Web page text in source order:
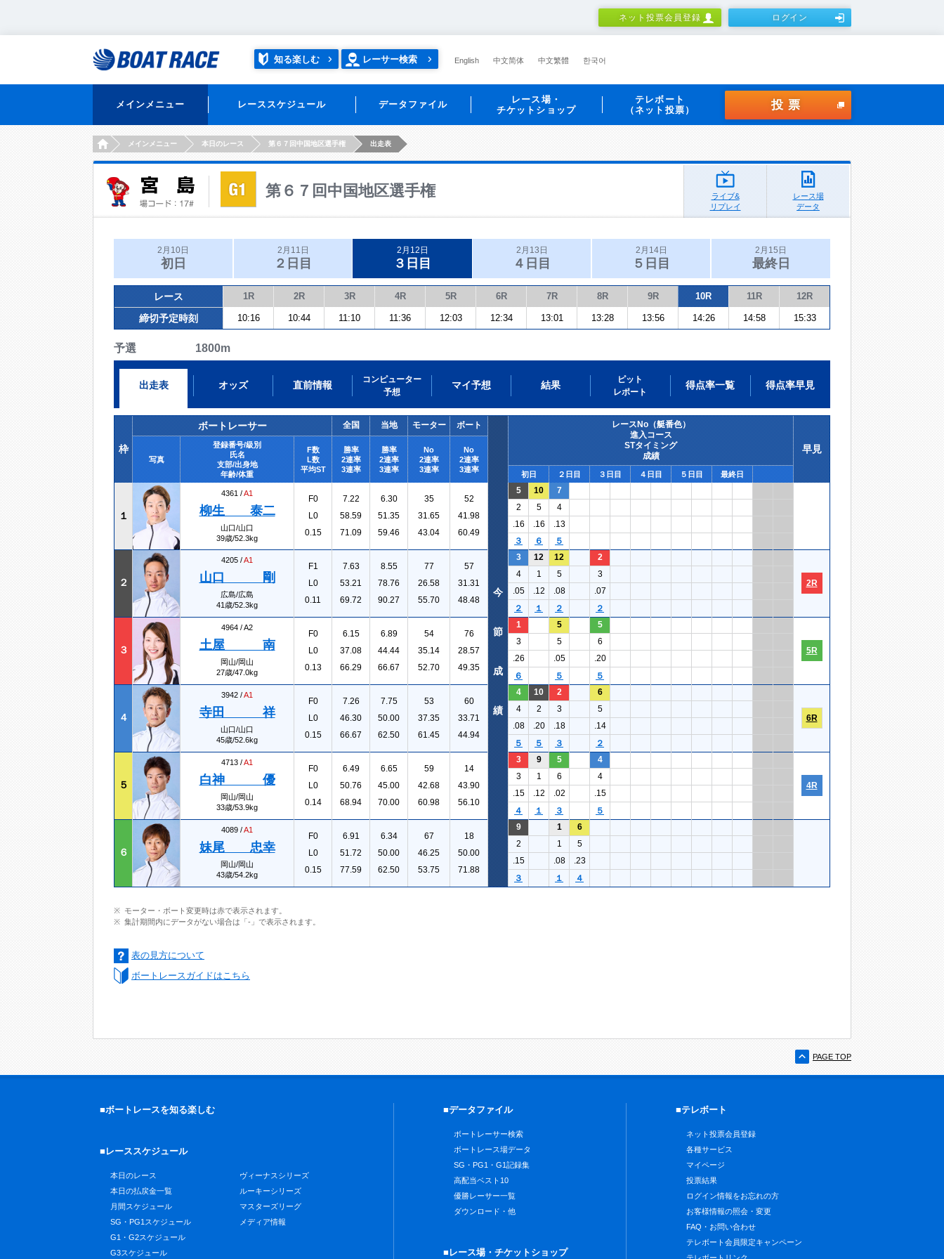
ネット投票会員登録 ログイン
知る楽しむ レーサー検索 English 中文简体 中文繁體 한국어
メインメニュー レーススケジュール データファイル
レース場・
チケットショップ
テレボート
（ネット投票）
投票
HOMEメインメニュー 本日のレース 第６７回中国地区選手権 出走表
第６７回中国地区選手権
ライブ&
リプレイ
レース場
データ
2月10日
初日
2月11日
２日目
2月12日
３日目
2月13日
４日目
2月14日
５日目
2月15日
最終日
レース 1R 2R 3R 4R 5R 6R 7R 8R 9R 10R 11R 12R
締切予定時刻 10:16 10:44 11:10 11:36 12:03 12:34 13:01 13:28 13:56 14:26 14:58 15:33
予選 1800m
出走表 オッズ 直前情報
コンピューター
予想
マイ予想 結果
ピット
レポート
得点率一覧 得点率早見
枠
ボートレーサー 全国 当地 モーター ボート
レースNo（艇番色）
進入コース
STタイミング
成績
早見
写真
登録番号/級別
氏名
支部/出身地
年齢/体重
F数
L数
平均ST
勝率
2連率
3連率
勝率
2連率
3連率
No
2連率
3連率
No
2連率
3連率
初日 ２日目 ３日目 ４日目 ５日目 最終日
１
4361 /A1
柳生 泰二
山口/山口
39歳/52.3kg
F0
L0
0.15
7.22
58.59
71.09
6.30
51.35
59.46
35
31.65
43.04
52
41.98
60.49
5 10
7
2
5
4
.16
.16
.13
３
６ ５
２
4205 /A1
山口 剛
広島/広島
41歳/52.3kg
F1
L0
0.11
7.63
53.21
69.72
8.55
78.76
90.27
77
26.58
55.70
57
31.31
48.48
3 12 12 2
2R
4 1 5
3
.05
.12 .08
.07
２
１ ２ ２
３
4964 /A2
土屋 南
岡山/岡山
27歳/47.0kg
F0
L0
0.13
6.15
37.08
66.29
6.89
44.44
66.67
54
35.14
52.70
76
28.57
49.35
1 5 5
5R
3 5
6
.26
.05
.20
６
５ ５
４
3942 /A1
寺田 祥
山口/山口
45歳/52.6kg
F0
L0
0.15
7.26
46.30
66.67
7.75
50.00
62.50
53
37.35
61.45
60
33.71
44.94
4 10 2 6
6R
4 2 3
5
.08
.20 .18
.14
５
５ ３ ２
５
4713 /A1
白神 優
岡山/岡山
33歳/53.9kg
F0
L0
0.14
6.49
50.76
68.94
6.65
45.00
70.00
59
42.68
60.98
14
43.90
56.10
3 9 5 4
4R
3 1 6
4
.15
.12 .02
.15
４
１ ３ ５
６
4089 /A1
妹尾 忠幸
岡山/岡山
43歳/54.2kg
F0
L0
0.15
6.91
51.72
77.59
6.34
50.00
62.50
67
46.25
53.75
18
50.00
71.88
9 1
6
2
1
5
.15
.08
.23
３
１ ４
今
節
成
績
モーター・ボート変更時は赤で表示されます。
集計期間内にデータがない場合は「-」で表示されます。
表の見方について
ボートレースガイドはこちら
PAGE TOP
■ボートレースを知る楽しむ
■レーススケジュール
本日のレース
本日の払戻金一覧
月間スケジュール
SG・PG1スケジュール
G1・G2スケジュール
G3スケジュール
ヴィーナスシリーズ
ルーキーシリーズ
マスターズリーグ
メディア情報
■データファイル
ボートレーサー検索
ボートレース場データ
SG・PG1・G1記録集
高配当ベスト10
優勝レーサー一覧
ダウンロード・他
■レース場・チケットショップ
■テレボート
ネット投票会員登録
各種サービス
マイページ
投票結果
ログイン情報をお忘れの方
お客様情報の照会・変更
FAQ・お問い合わせ
テレボート会員限定キャンペーン